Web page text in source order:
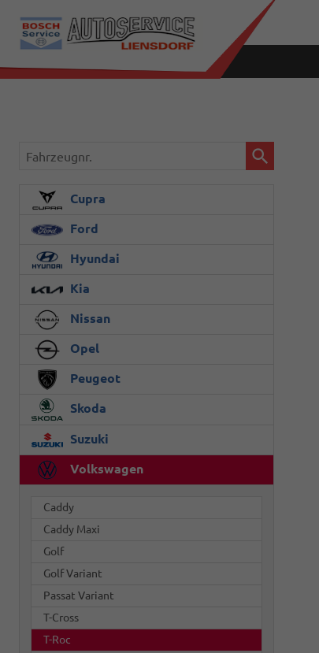
Fahrzeugnr.
Cupra
Ford
Hyundai
Kia
Nissan
Opel
Peugeot
Skoda
Suzuki
Volkswagen
Caddy
Caddy Maxi
Golf
Golf Variant
Passat Variant
T-Cross
T-Roc